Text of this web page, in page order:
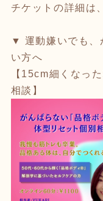
チケットの詳細は
▼ 運動嫌いでも、
い方へ
【15cm細くなっ
相談】